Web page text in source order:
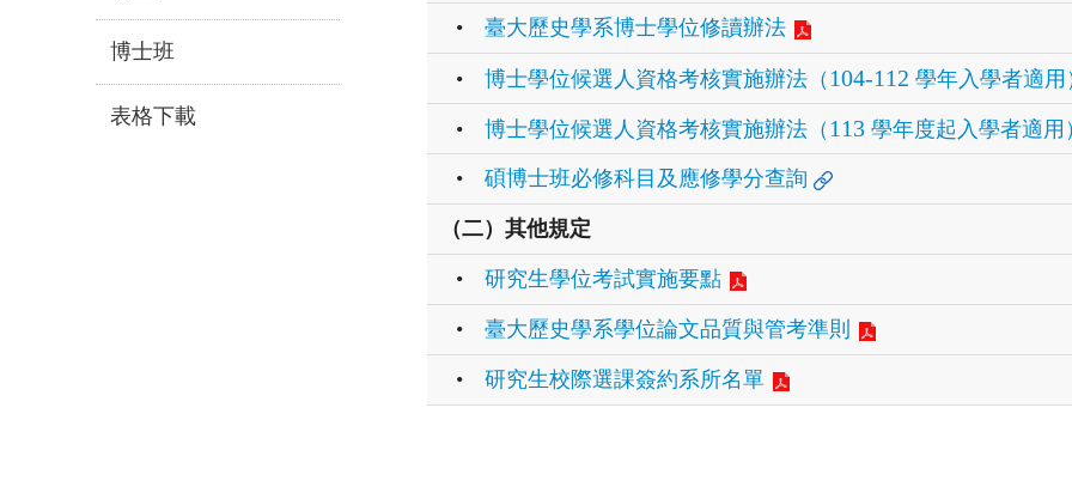
博士班
表格下載
• 臺大歷史學系博士學位修讀辦法
• 博士學位候選人資格考核實施辦法（ 104-112 學年入學者適用
• 博士學位候選人資格考核實施辦法（ 113 學年度起入學者適用
• 碩博士班必修科目及應修學分查詢
（二）其他規定
• 研究生學位考試實施要點
• 臺大歷史學系學位論文品質與管考準則
• 研究生校際選課簽約系所名單